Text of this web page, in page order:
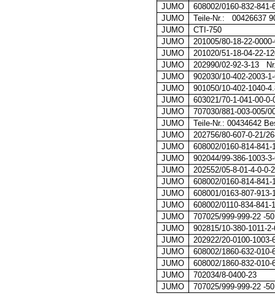
JUMO
608002/0160-832-841-
JUMO
Teile-Nr.: 00426637
JUMO
CTI-750
JUMO
201005/80-18-22-
JUMO
201020/51-18-04-22-
JUMO
202990/02-92-3-13
JUMO
902030/10-402-2003-
JUMO
901050/10-402-1040-
JUMO
603021/70-1-041-00-
JUMO
707030/881-003-005/
JUMO
Teile-Nr.: 00434642
JUMO
202756/80-607-0-21/
JUMO
608002/0160-814-
JUMO
902044/99-386-1003-
JUMO
202552/05-8-01-4-0-0-
JUMO
608002/0160-814-
JUMO
608001/0163-807-
JUMO
608002/0110-834-
JUMO
707025/999-999-22 -
JUMO
902815/10-380-1011-
JUMO
202922/20-0100-1003-
JUMO
608002/1860-632-
JUMO
608002/1860-832-
JUMO
702034/8-0400-23
JUMO
707025/999-999-22 -